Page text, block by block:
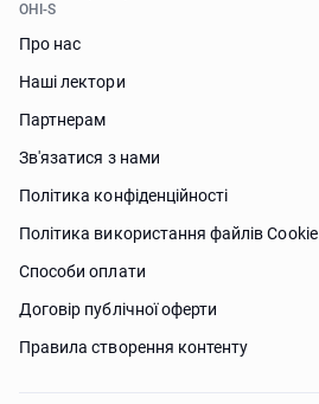
OHI-S
Про нас
Наші лектори
Партнерам
Зв'язатися з нами
Політика конфіденційності
Політика використання файлів Сookie
Способи оплати
Договір публічної оферти
Правила створення контенту